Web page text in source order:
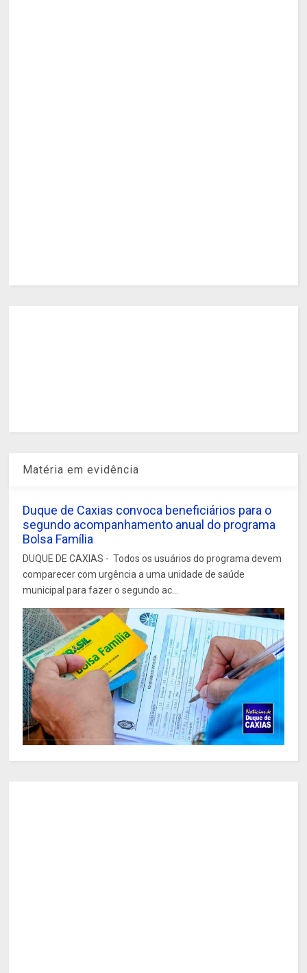
Matéria em evidência
Duque de Caxias convoca beneficiários para o
segundo acompanhamento anual do programa
Bolsa Família
DUQUE DE CAXIAS - Todos os usuários do programa devem
comparecer com urgência a uma unidade de saúde
municipal para fazer o segundo ac...